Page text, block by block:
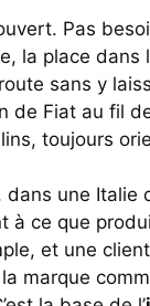
Pas
la place
sans y
de Fiat au fil
toujours
une Italie
à ce que
et une
marque